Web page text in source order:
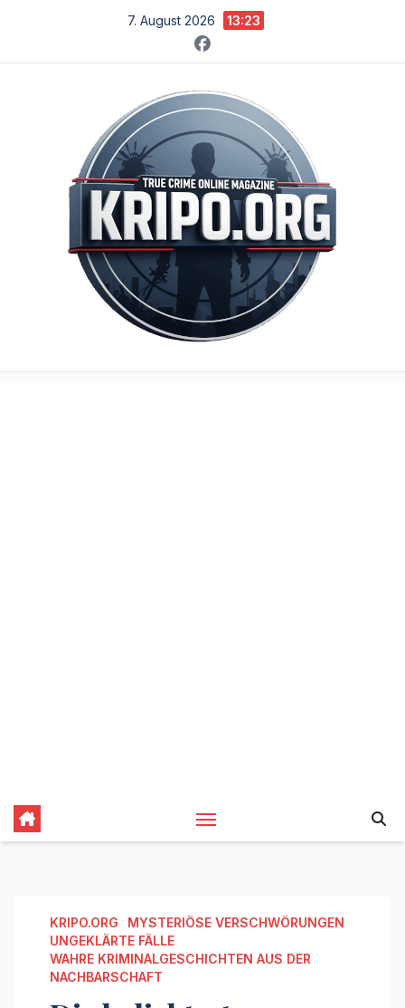
springen
7. August 2026 13:23
KRIPO.ORG
MYSTERIÖSE VERSCHWÖRUNGEN
UNGEKLÄRTE FÄLLE
WAHRE KRIMINALGESCHICHTEN AUS DER
NACHBARSCHAFT